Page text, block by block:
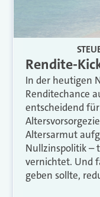
Rendite-
In der heutigen
Renditechance
entscheidend
Altersarmut
Nullzinspolitik –
vernichtet. Und
geben sollte,